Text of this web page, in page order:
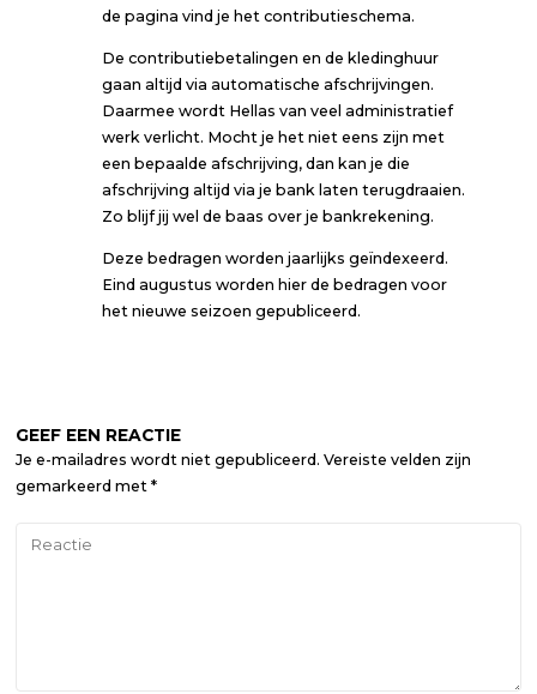
de pagina vind je het contributieschema.
De contributiebetalingen en de kledinghuur
gaan altijd via automatische afschrijvingen.
Daarmee wordt Hellas van veel administratief
werk verlicht. Mocht je het niet eens zijn met
een bepaalde afschrijving, dan kan je die
afschrijving altijd via je bank laten terugdraaien.
Zo blijf jij wel de baas over je bankrekening.
Deze bedragen worden jaarlijks geïndexeerd.
Eind augustus worden hier de bedragen voor
het nieuwe seizoen gepubliceerd.
GEEF EEN REACTIE
Je e-mailadres wordt niet gepubliceerd. Vereiste velden zijn
gemarkeerd met *